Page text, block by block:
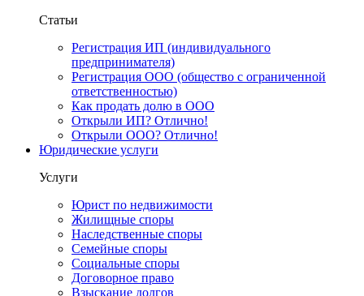
Статьи
Регистрация ИП (индивидуального
предпринимателя)
Регистрация ООО (общество с ограниченной
ответственностью)
Как продать долю в ООО
Открыли ИП? Отлично!
Открыли ООО? Отлично!
Юридические услуги
Услуги
Юрист по недвижимости
Жилищные споры
Наследственные споры
Семейные споры
Социальные споры
Договорное право
Взыскание долгов